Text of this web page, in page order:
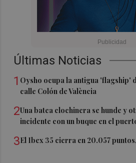
Últimas Noticias
1 Oysho ocupa la antigua 'flagship'
calle Colón de València
2Una batea clochinera se hunde y
incidente con un buque en el
3El Ibex 35 cierra en 20.057 puntos,